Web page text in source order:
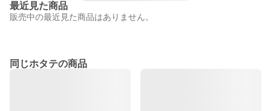
最近見た商品
販売中の最近見た商品はありません。
同じホタテの商品